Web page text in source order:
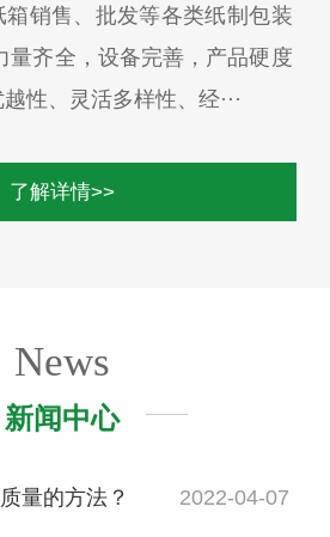
销售、批发等各类纸制包装
量齐全，设备完善，产品硬度
性、灵活多样性、经···
了解详情>>
News
新闻中心
量的方法？ 2022-04-07